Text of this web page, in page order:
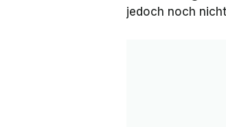
jedoch noch